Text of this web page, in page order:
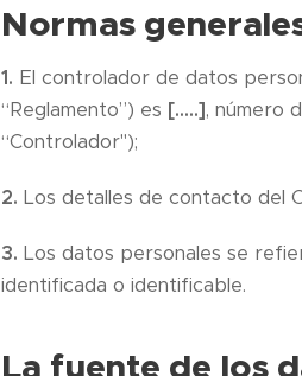
Normas
1. El controlador de datos
“Reglamento”) es […..], número
“Controlador");
2. Los detalles de contacto del
3. Los datos personales se
identificada o identificable.
La fuente de los